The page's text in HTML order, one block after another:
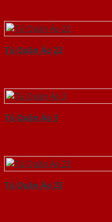
Tủ Quần Áo 22
Tủ Quần Áo 3
Tủ Quần Áo 23